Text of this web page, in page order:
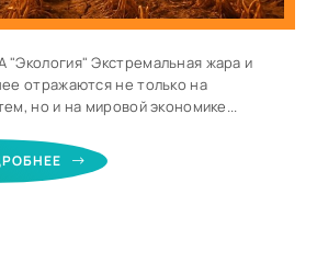
Экстремальная жара и
отражаются не только на
но и на мировой экономике...